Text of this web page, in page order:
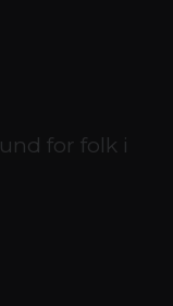
for folk i